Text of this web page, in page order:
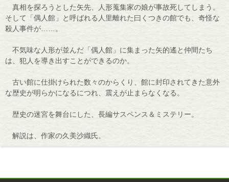
真相を探ろうとした矢先、人形蒐集家の娘が事故死してしまう。
そして「偶人館」と呼ばれる人里離れた曰くつきの館でも、奇怪な
殺人事件が……。
不気味な人形が並んだ「偶人館」に集まった矢的遙と仲間たち
は、犯人を導き出すことができるのか。
古い館に仕掛けられた数々のからくり、館に封印されてきた意外
な歴史が明らかになるにつれ、震えが止まらなくなる。
歴史の迷宮を舞台にした、長編サスペンス＆ミステリー。
解説は、作家の久美沙織氏。